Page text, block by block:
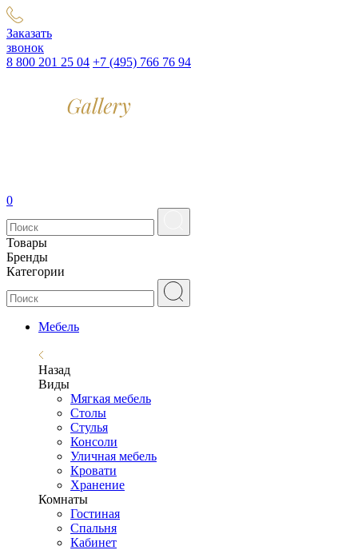
Заказать
звонок
8 800 201 25 04 +7 (495) 766 76 94
0
Товары
Бренды
Категории
Мебель
Назад
Виды
Мягкая мебель
Столы
Стулья
Консоли
Уличная мебель
Кровати
Хранение
Комнаты
Гостиная
Спальня
Кабинет